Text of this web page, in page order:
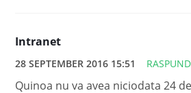
Intranet
28 SEPTEMBER 2016 15:51
Quinoa nu va avea niciodata 24